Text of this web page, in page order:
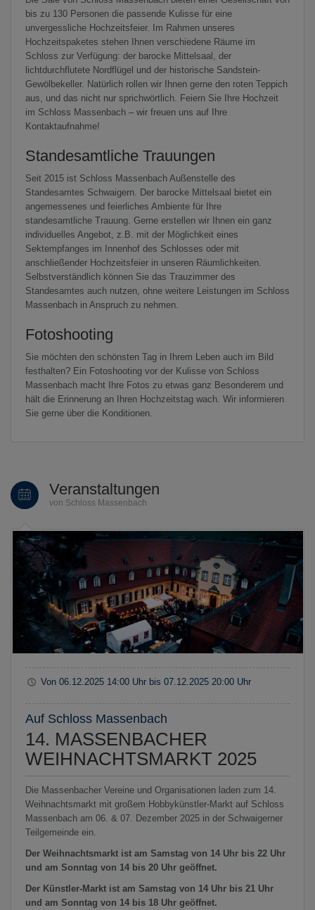
bis zu 130 Personen die passende Kulisse für eine
unvergessliche Hochzeitsfeier. Im Rahmen unseres
Hochzeitspaketes stehen Ihnen verschiedene Räume im
Schloss zur Verfügung: der barocke Mittelsaal, der
lichtdurchflutete Nordflügel und der historische Sandstein-
Gewölbekeller. Natürlich rollen wir Ihnen gerne den roten Teppich
aus, und das nicht nur sprichwörtlich. Feiern Sie Ihre Hochzeit
im Schloss Massenbach – wir freuen uns auf Ihre
Kontaktaufnahme!
Standesamtliche Trauungen
Seit 2015 ist Schloss Massenbach Außenstelle des
Standesamtes Schwaigern. Der barocke Mittelsaal bietet ein
angemessenes und feierliches Ambiente für Ihre
standesamtliche Trauung. Gerne erstellen wir Ihnen ein ganz
individuelles Angebot, z.B. mit der Möglichkeit eines
Sektempfanges im Innenhof des Schlosses oder mit
anschließender Hochzeitsfeier in unseren Räumlichkeiten.
Selbstverständlich können Sie das Trauzimmer des
Standesamtes auch nutzen, ohne weitere Leistungen im Schloss
Massenbach in Anspruch zu nehmen.
Fotoshooting
Sie möchten den schönsten Tag in Ihrem Leben auch im Bild
festhalten? Ein Fotoshooting vor der Kulisse von Schloss
Massenbach macht Ihre Fotos zu etwas ganz Besonderem und
hält die Erinnerung an Ihren Hochzeitstag wach. Wir informieren
Sie gerne über die Konditionen.
Veranstaltungen
von Schloss Massenbach
Von 06.12.2025 14:00 Uhr bis 07.12.2025 20:00 Uhr
Auf Schloss Massenbach
14. MASSENBACHER
WEIHNACHTSMARKT 2025
Die Massenbacher Vereine und Organisationen laden zum 14.
Weihnachtsmarkt mit großem Hobbykünstler-Markt auf Schloss
Massenbach am 06. & 07. Dezember 2025 in der Schwaigerner
Teilgemeinde ein.
Der Weihnachtsmarkt ist am Samstag von 14 Uhr bis 22 Uhr
und am Sonntag von 14 bis 20 Uhr geöffnet.
Der Künstler-Markt ist am Samstag von 14 Uhr bis 21 Uhr
und am Sonntag von 14 bis 18 Uhr geöffnet.